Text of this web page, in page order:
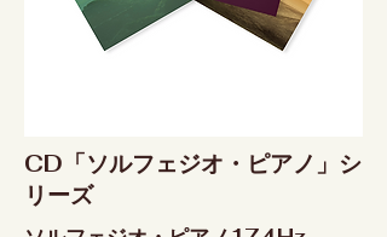
CD「ソルフェジオ・ピアノ」シ
リーズ